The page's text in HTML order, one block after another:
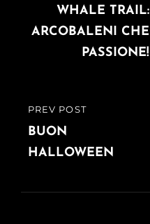
articoli
PREVIOUS
POST
PREV POST
BUON
HALLOWEEN
POSTWHALE TRAIL:
ARCOBALENI CHE
PASSIONE!